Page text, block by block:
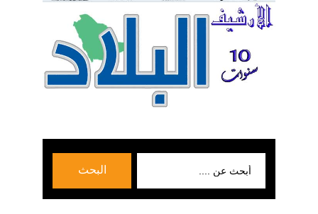
البحث